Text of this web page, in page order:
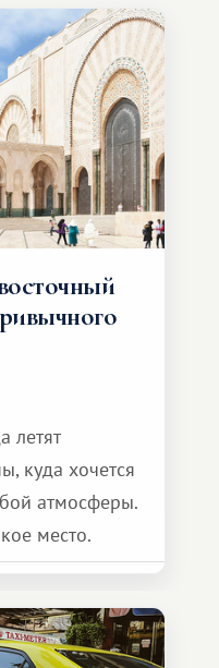
летят
куда хочется
атмосферы.
место.